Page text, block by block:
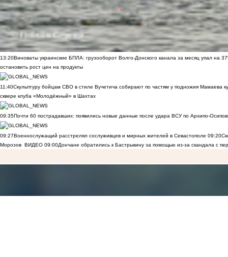
13:20Виноваты украинские БПЛА: грузооборот Волго-Донского канала за месяц упал на
остановить рост цен на продукты
11:40Скульптуру бойцам СВО в стиле Вучетича собирают по частям у подножия Мамаева
сквере клуба «Молодёжный» в Шахтах
09:35Почти 60 пострадавших: появились новые данные после удара ВСУ по Архипо-
09:27Военнослужащий расстрелял сослуживцев и мирных жителей в Севастополе 09:20
Морозов
ВИДЕО 09:00Дончане обратились к Бастрыкину за помощью из-за скандала с